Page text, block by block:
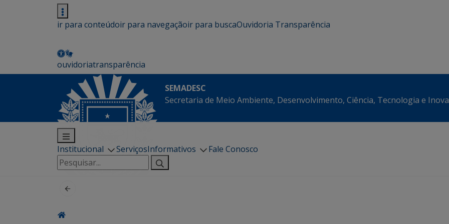
ir para conteúdoir para navegaçãoir para buscaOuvidoria Transparência
ouvidoriatransparência
SEMADESC
Secretaria de Meio Ambiente, Desenvolvimento, Ciência, Tecnologia e
Institucional ServiçosInformativos
Fale Conosco
Pesquisar
por: